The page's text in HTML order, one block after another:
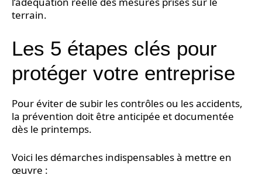
terrain.
Les 5 étapes clés pour
protéger votre entreprise
Pour éviter de subir les contrôles ou les accidents,
la prévention doit être anticipée et documentée
dès le printemps.
Voici les démarches indispensables à mettre en
œuvre :